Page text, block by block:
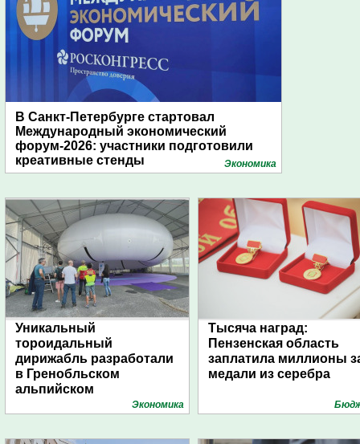
В Санкт-Петербурге стартовал
Международный экономический
форум-2026: участники подготовили
креативные стенды
Экономика
Уникальный
тороидальный
дирижабль разработали
в Гренобльском
альпийском
Экономика
Тысяча наград:
Пензенская область
заплатила миллионы
медали из серебра